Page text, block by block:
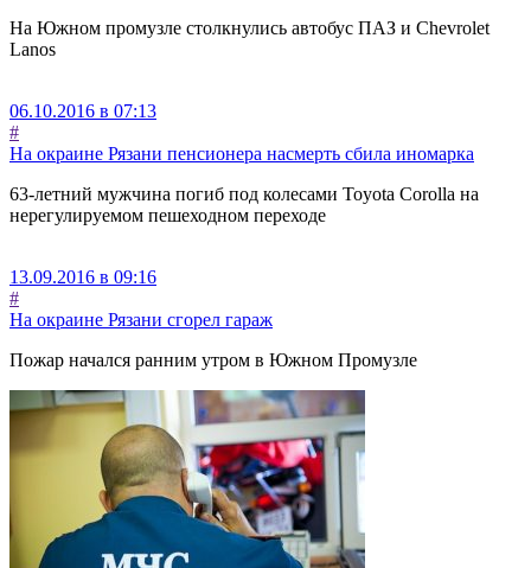
На Южном промузле столкнулись автобус ПАЗ и Chevrolet
Lanos
06.10.2016 в 07:13
#
На окраине Рязани пенсионера насмерть сбила иномарка
63-летний мужчина погиб под колесами Toyota Corolla на
нерегулируемом пешеходном переходе
13.09.2016 в 09:16
#
На окраине Рязани сгорел гараж
Пожар начался ранним утром в Южном Промузле